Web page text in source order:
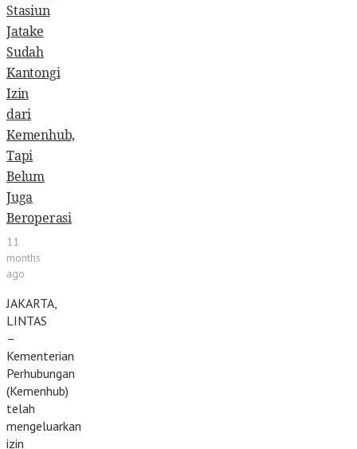
Stasiun
Jatake
Sudah
Kantongi
Izin
dari
Kemenhub,
Tapi
Belum
Juga
Beroperasi
11
months
ago
JAKARTA,
LINTAS
–
Kementerian
Perhubungan
(Kemenhub)
telah
mengeluarkan
izin